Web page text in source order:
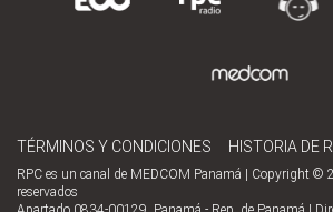
TÉRMINOS Y CONDICIONES HISTORIA DE
RPC es un canal de MEDCOM Panamá | Copyright ©
reservados